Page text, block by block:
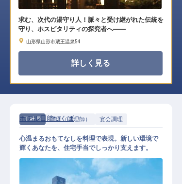
求む、次代の湯守り人！脈々と受け継がれた伝統を
守り、ホスピタリティの探究者へ――
山形県山形市蔵王温泉54
詳しく見る
正社員 調理（調理師） 宴会調理
ホテル日航つくば
心温まるおもてなしを料理で表現。新しい環境で
輝くあなたを、住宅手当でしっかり支えます。